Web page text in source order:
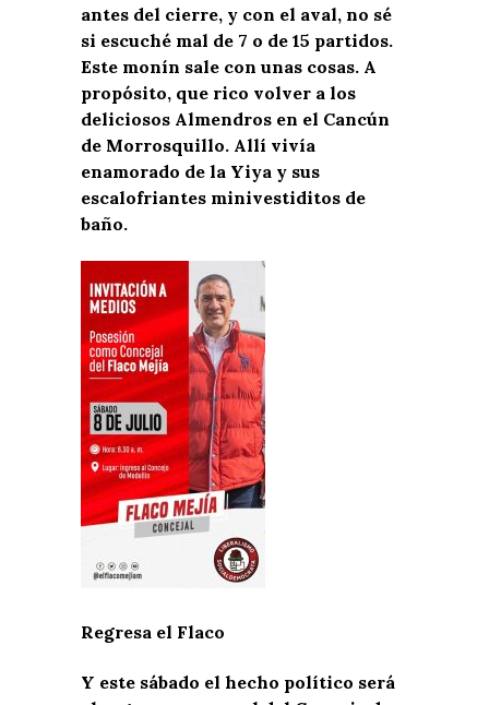
antes del cierre, y con el aval, no sé
si escuché mal de 7 o de 15 partidos.
Este monín sale con unas cosas. A
propósito, que rico volver a los
deliciosos Almendros en el Cancún
de Morrosquillo. Allí vivía
enamorado de la Yiya y sus
escalofriantes minivestiditos de
baño.
Regresa el Flaco
Y este sábado el hecho político será